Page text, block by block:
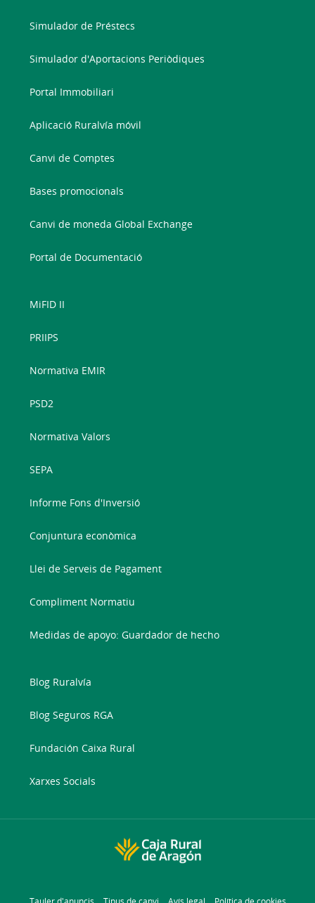
Simulador de Préstecs
Simulador d'Aportacions Periòdiques
Portal Immobiliari
Aplicació Ruralvía móvil
Canvi de Comptes
Bases promocionals
Canvi de moneda Global Exchange
Portal de Documentació
MiFID II
PRIIPS
Normativa EMIR
PSD2
Normativa Valors
SEPA
Informe Fons d'Inversió
Conjuntura econòmica
Llei de Serveis de Pagament
Compliment Normatiu
Medidas de apoyo: Guardador de hecho
Blog Ruralvía
Blog Seguros RGA
Fundación Caixa Rural
Xarxes Socials